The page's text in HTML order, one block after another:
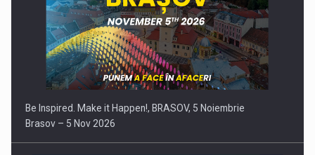
Be Inspired. Make it Happen!, BRASOV, 5 Noiembrie
Brasov – 5 Nov 2026